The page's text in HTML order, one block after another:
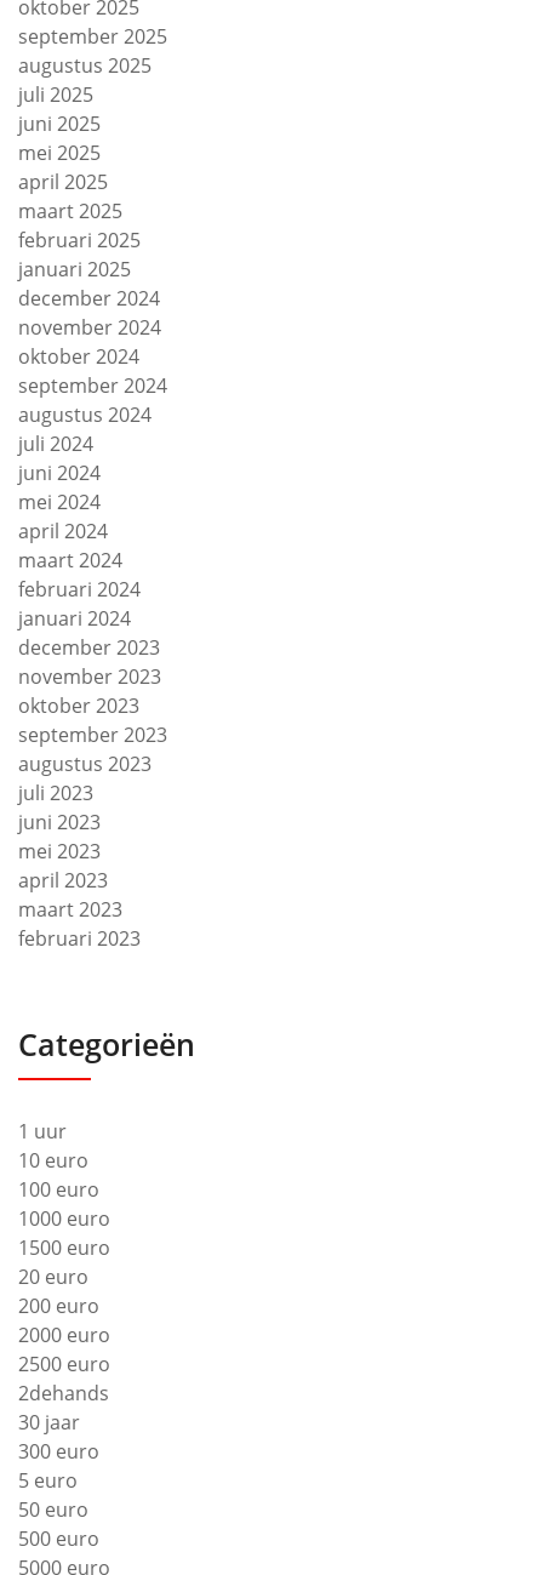
oktober 2025
september 2025
augustus 2025
juli 2025
juni 2025
mei 2025
april 2025
maart 2025
februari 2025
januari 2025
december 2024
november 2024
oktober 2024
september 2024
augustus 2024
juli 2024
juni 2024
mei 2024
april 2024
maart 2024
februari 2024
januari 2024
december 2023
november 2023
oktober 2023
september 2023
augustus 2023
juli 2023
juni 2023
mei 2023
april 2023
maart 2023
februari 2023
Categorieën
1 uur
10 euro
100 euro
1000 euro
1500 euro
20 euro
200 euro
2000 euro
2500 euro
2dehands
30 jaar
300 euro
5 euro
50 euro
500 euro
5000 euro